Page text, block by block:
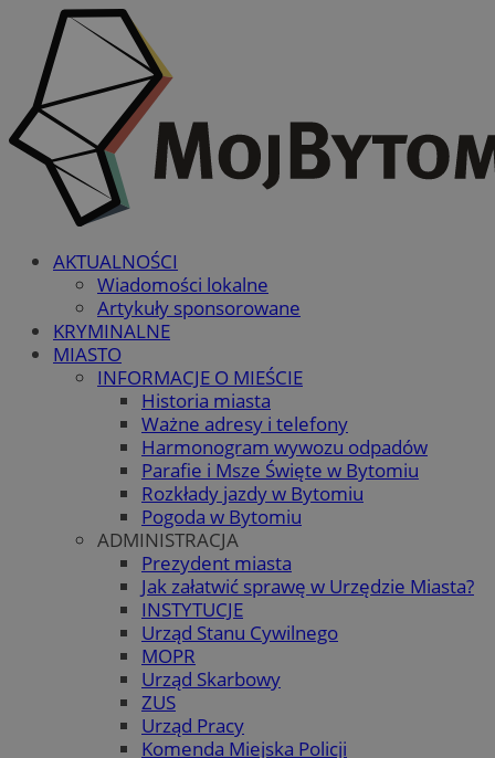
AKTUALNOŚCI
Wiadomości lokalne
Artykuły sponsorowane
KRYMINALNE
MIASTO
INFORMACJE O MIEŚCIE
Historia miasta
Ważne adresy i telefony
Harmonogram wywozu odpadów
Parafie i Msze Święte w Bytomiu
Rozkłady jazdy w Bytomiu
Pogoda w Bytomiu
ADMINISTRACJA
Prezydent miasta
Jak załatwić sprawę w Urzędzie Miasta?
INSTYTUCJE
Urząd Stanu Cywilnego
MOPR
Urząd Skarbowy
ZUS
Urząd Pracy
Komenda Miejska Policji